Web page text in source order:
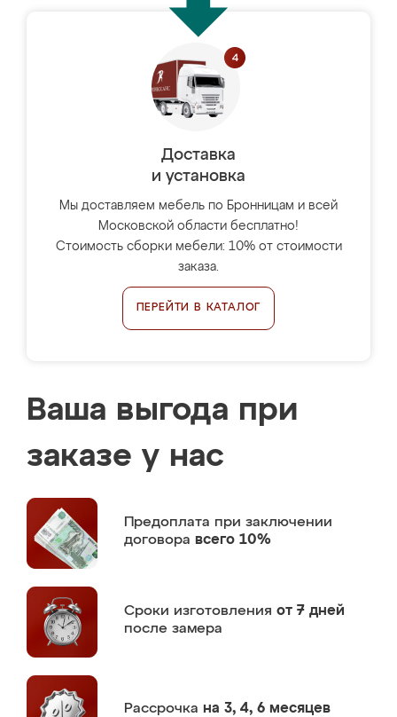
Доставка
и установка
Мы доставляем мебель по Бронницам и всей
Московской области бесплатно!
Стоимость сборки мебели: 10% от стоимости
заказа.
ПЕРЕЙТИ В КАТАЛОГ
Ваша выгода при
заказе у нас
Предоплата при заключении
договора всего 10%
Сроки изготовления от 7 дней
после замера
Рассрочка на 3, 4, 6 месяцев